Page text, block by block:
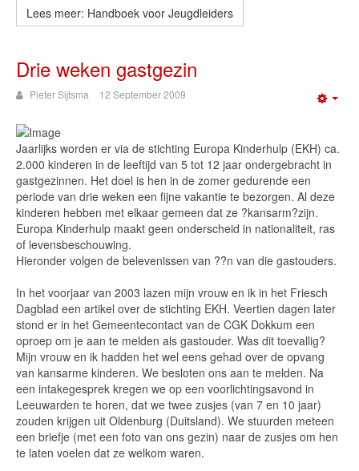
Lees meer: Handboek voor Jeugdleiders
Drie weken gastgezin
Pieter Sijtsma 12 September 2009
Jaarlijks worden er via de stichting Europa Kinderhulp (EKH) ca.
2.000 kinderen in de leeftijd van 5 tot 12 jaar ondergebracht in
gastgezinnen. Het doel is hen in de zomer gedurende een
periode van drie weken een fijne vakantie te bezorgen. Al deze
kinderen hebben met elkaar gemeen dat ze ?kansarm?zijn.
Europa Kinderhulp maakt geen onderscheid in nationaliteit, ras
of levensbeschouwing.
Hieronder volgen de belevenissen van ??n van die gastouders.
In het voorjaar van 2003 lazen mijn vrouw en ik in het Friesch
Dagblad een artikel over de stichting EKH. Veertien dagen later
stond er in het Gemeentecontact van de CGK Dokkum een
oproep om je aan te melden als gastouder. Was dit toevallig?
Mijn vrouw en ik hadden het wel eens gehad over de opvang
van kansarme kinderen. We besloten ons aan te melden. Na
een intakegesprek kregen we op een voorlichtingsavond in
Leeuwarden te horen, dat we twee zusjes (van 7 en 10 jaar)
zouden krijgen uit Oldenburg (Duitsland). We stuurden meteen
een briefje (met een foto van ons gezin) naar de zusjes om hen
te laten voelen dat ze welkom waren.